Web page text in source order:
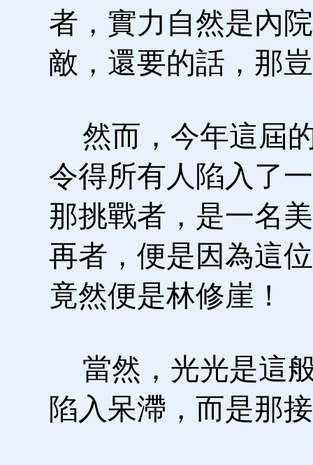
者，實力自然是內
敵，還要的話，那
然而，今年這屆
令得所有人陷入了
那挑戰者，是一名
再者，便是因為這
竟然便是林修崖！
當然，光光是這
陷入呆滯，而是那